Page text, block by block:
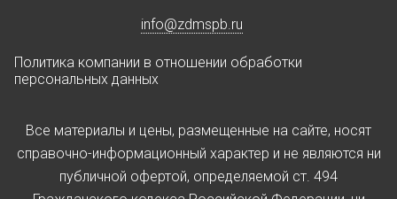
info@zdmspb.ru
Политика компании в отношении обработки
персональных данных
Все материалы и цены, размещенные на сайте, носят
справочно-информационный характер и не являются ни
публичной офертой, определяемой ст. 494